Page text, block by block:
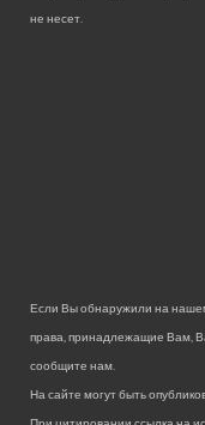
не несет.
Если Вы обнаружили на
права, принадлежащие Вам,
сообщите нам.
На сайте могут быть